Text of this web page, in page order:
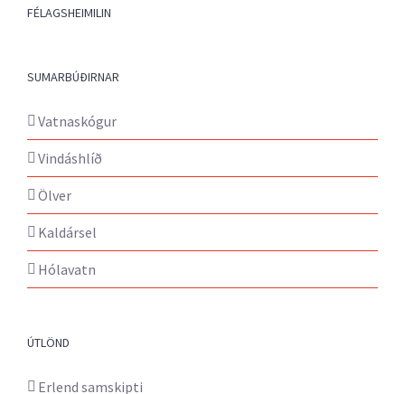
FÉLAGSHEIMILIN
SUMARBÚÐIRNAR
Vatnaskógur
Vindáshlíð
Ölver
Kaldársel
Hólavatn
ÚTLÖND
Erlend samskipti